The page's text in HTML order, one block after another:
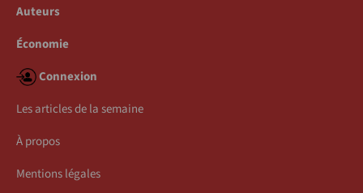
Auteurs
Économie
Connexion
Les articles de la semaine
À propos
Mentions légales